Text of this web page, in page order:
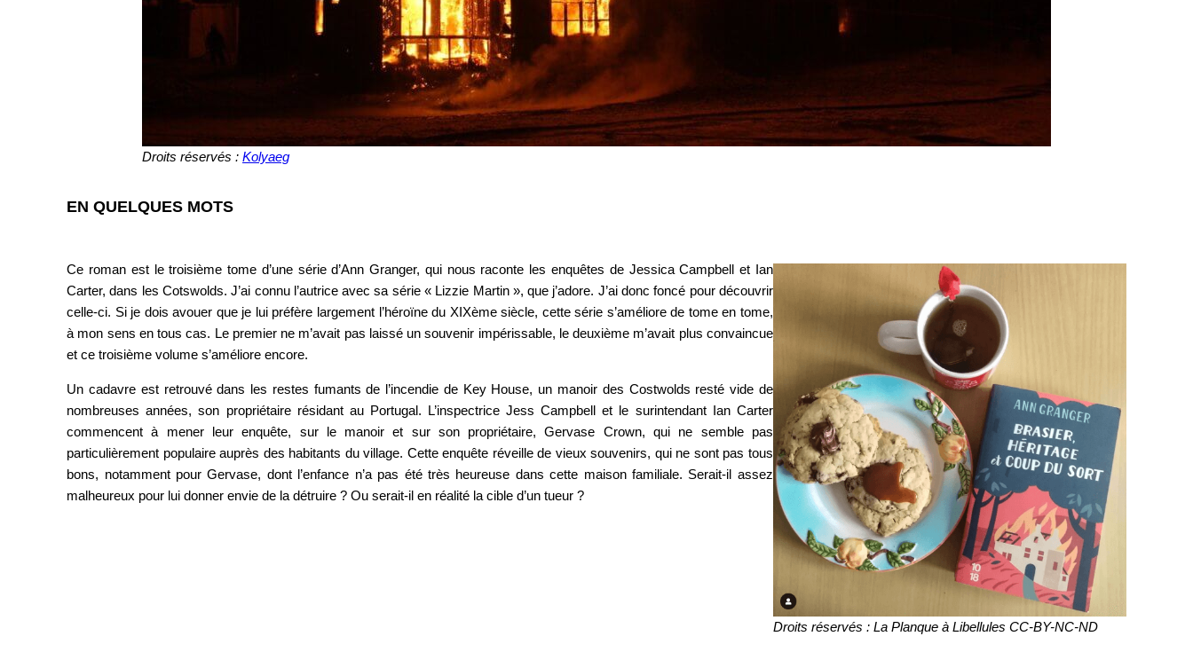
Droits réservés : Kolyaeg
EN QUELQUES MOTS
Ce roman est le troisième tome d’une série d’Ann Granger, qui nous raconte les enquêtes de Jessica Campbell et Ian
Carter, dans les Cotswolds. J’ai connu l’autrice avec sa série « Lizzie Martin », que j’adore. J’ai donc foncé pour découvrir
celle-ci. Si je dois avouer que je lui préfère largement l’héroïne du XIXème siècle, cette série s’améliore de tome en tome,
à mon sens en tous cas. Le premier ne m’avait pas laissé un souvenir impérissable, le deuxième m’avait plus convaincue
et ce troisième volume s’améliore encore.
Un cadavre est retrouvé dans les restes fumants de l’incendie de Key House, un manoir des Costwolds resté vide de
nombreuses années, son propriétaire résidant au Portugal. L’inspectrice Jess Campbell et le surintendant Ian Carter
commencent à mener leur enquête, sur le manoir et sur son propriétaire, Gervase Crown, qui ne semble pas
particulièrement populaire auprès des habitants du village. Cette enquête réveille de vieux souvenirs, qui ne sont pas tous
bons, notamment pour Gervase, dont l’enfance n’a pas été très heureuse dans cette maison familiale. Serait-il assez
malheureux pour lui donner envie de la détruire ? Ou serait-il en réalité la cible d’un tueur ?
Droits réservés : La Planque à Libellules CC-BY-NC-ND